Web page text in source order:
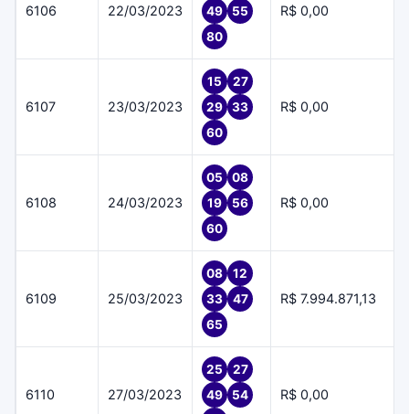
6106 22/03/2023
49
55
80
R$ 0,00
6107 23/03/2023
15
27
29
33
60
R$ 0,00
6108 24/03/2023
05
08
19
56
60
R$ 0,00
6109 25/03/2023
08
12
33
47
65
R$ 7.994.871,13
6110 27/03/2023
25
27
49
54
R$ 0,00